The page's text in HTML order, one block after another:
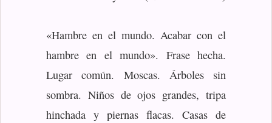
«Hambre en el mundo. Acabar con el
hambre en el mundo». Frase hecha.
Lugar común. Moscas. Árboles sin
sombra. Niños de ojos grandes, tripa
hinchada y piernas flacas. Casas de